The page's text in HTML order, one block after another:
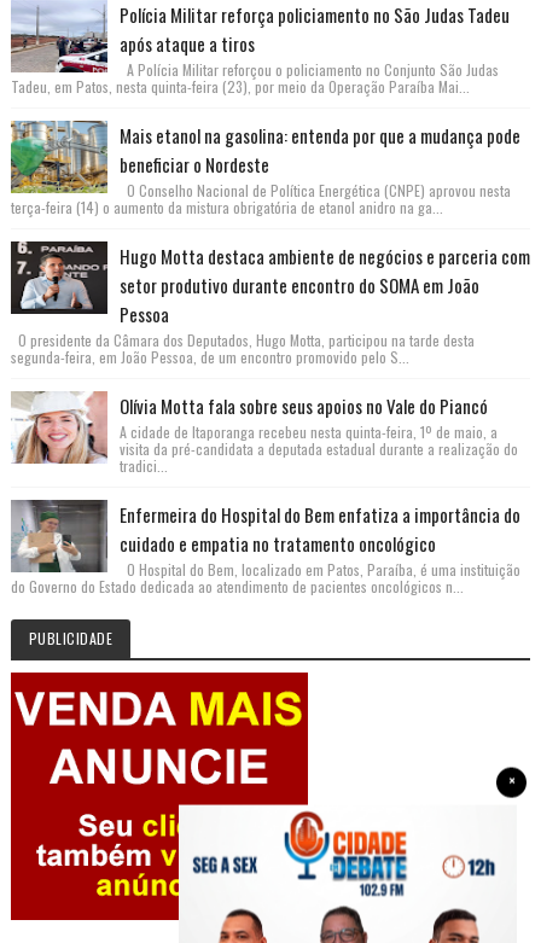
Polícia Militar reforça policiamento no São Judas Tadeu
após ataque a tiros
A Polícia Militar reforçou o policiamento no Conjunto São Judas
Tadeu, em Patos, nesta quinta-feira (23), por meio da Operação Paraíba Mai...
Mais etanol na gasolina: entenda por que a mudança pode
beneficiar o Nordeste
O Conselho Nacional de Política Energética (CNPE) aprovou nesta
terça-feira (14) o aumento da mistura obrigatória de etanol anidro na ga...
Hugo Motta destaca ambiente de negócios e parceria com
setor produtivo durante encontro do SOMA em João
Pessoa
O presidente da Câmara dos Deputados, Hugo Motta, participou na tarde desta
segunda-feira, em João Pessoa, de um encontro promovido pelo S...
Olívia Motta fala sobre seus apoios no Vale do Piancó
A cidade de Itaporanga recebeu nesta quinta-feira, 1º de maio, a
visita da pré-candidata a deputada estadual durante a realização do
tradici...
Enfermeira do Hospital do Bem enfatiza a importância do
cuidado e empatia no tratamento oncológico
O Hospital do Bem, localizado em Patos, Paraíba, é uma instituição
do Governo do Estado dedicada ao atendimento de pacientes oncológicos n...
PUBLICIDADE
×